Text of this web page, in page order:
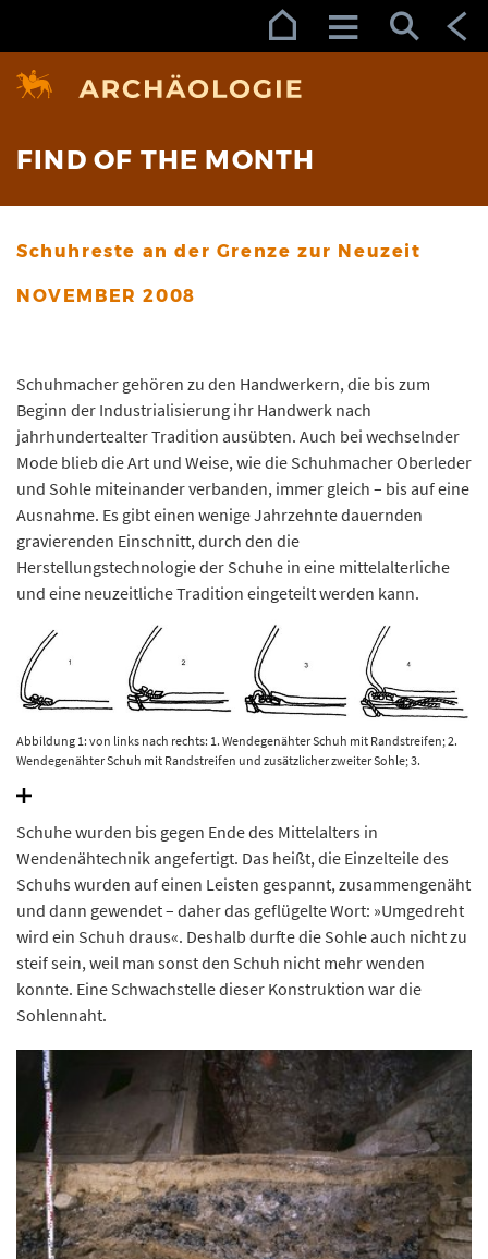
FIND OF THE MONTH
Schuhreste an der Grenze zur Neuzeit
NOVEMBER 2008
Schuhmacher gehören zu den Handwerkern, die bis zum
Beginn der Industrialisierung ihr Handwerk nach
jahrhundertealter Tradition ausübten. Auch bei wechselnder
Mode blieb die Art und Weise, wie die Schuhmacher Oberleder
und Sohle miteinander verbanden, immer gleich – bis auf eine
Ausnahme. Es gibt einen wenige Jahrzehnte dauernden
gravierenden Einschnitt, durch den die
Herstellungstechnologie der Schuhe in eine mittelalterliche
und eine neuzeitliche Tradition eingeteilt werden kann.
Abbildung 1: von links nach rechts: 1. Wendegenähter Schuh mit Randstreifen; 2.
Wendegenähter Schuh mit Randstreifen und zusätzlicher zweiter Sohle; 3.
Schuh mit klassischem Rahmen. Goubitz 2001, 95 Fig. 16, 96 Fig. 21.
Schuhe wurden bis gegen Ende des Mittelalters in
Wendenähtechnik angefertigt. Das heißt, die Einzelteile des
Schuhs wurden auf einen Leisten gespannt, zusammengenäht
und dann gewendet – daher das geflügelte Wort: »Umgedreht
wird ein Schuh draus«. Deshalb durfte die Sohle auch nicht zu
steif sein, weil man sonst den Schuh nicht mehr wenden
konnte. Eine Schwachstelle dieser Konstruktion war die
Sohlennaht.